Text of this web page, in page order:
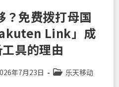
？免费拨打母国
Link」成
具的理由
年7月23日
Post乐天移动